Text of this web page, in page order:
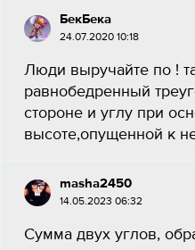
БекБека
24.07.2020 10:18
Люди выручайте по !
равнобедренный
стороне и углу при
высоте,опущенной к
masha2450
14.05.2023 06:32
Сумма двух углов,